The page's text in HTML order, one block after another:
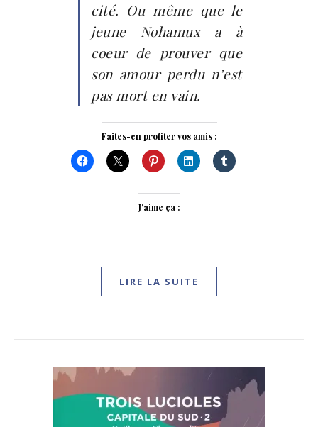
cité. Ou même que le
jeune Nohamux a à
coeur de prouver que
son amour perdu n’est
pas mort en vain.
Faites-en profiter vos amis :
J’aime ça :
LIRE LA SUITE